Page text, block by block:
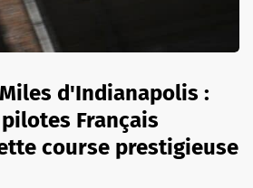
d'Indianapolis :
Français
course prestigieuse